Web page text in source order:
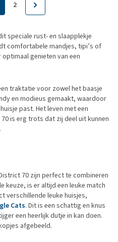
2
speciale rust- en slaapplekje
comfortabele mandjes, tipi’s of
genieten van een
traktatie voor zowel het baasje
en modieus gemaakt, waardoor
past. Het leven met een
is erg trots dat zij deel uit kunnen
70 zijn perfect te combineren
keuze, is er altijd een leuke match
verschillende leuke huisjes,
Cats. Dit is een schattig en knus
een heerlijk dutje in kan doen.
afgebeeld.